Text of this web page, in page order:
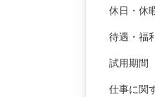
休日・休
待遇・福
試用期間
仕事に関